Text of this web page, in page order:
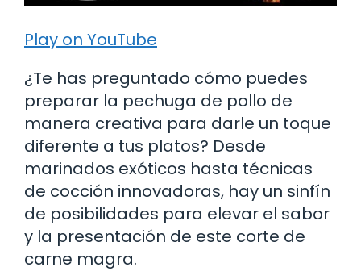
Play on YouTube
¿Te has preguntado cómo puedes
preparar la pechuga de pollo de
manera creativa para darle un toque
diferente a tus platos? Desde
marinados exóticos hasta técnicas
de cocción innovadoras, hay un sinfín
de posibilidades para elevar el sabor
y la presentación de este corte de
carne magra.